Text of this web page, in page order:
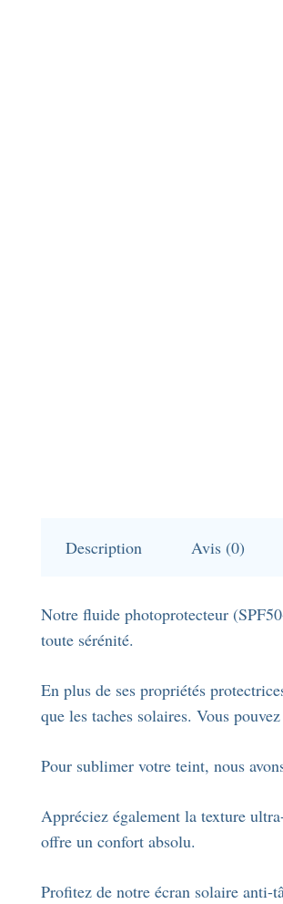
Description Avis (0)
Notre fluide photoprotecteur
toute sérénité.
En plus de ses propriétés
que les taches solaires. Vous
Pour sublimer votre teint, nous
Appréciez également la texture
offre un confort absolu.
Profitez de notre écran solaire anti-